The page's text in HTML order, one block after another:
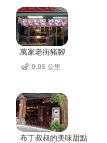
萬家老街豬腳
9.95 公里
布丁叔叔的美味甜點